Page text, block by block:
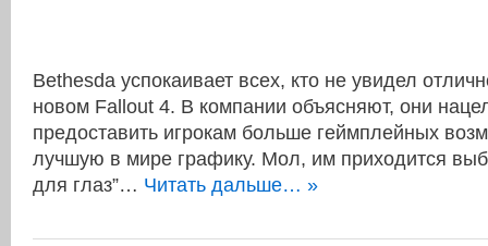
Bethesda успокаивает всех, кто не увидел
новом Fallout 4. В компании объясняют, они
предоставить игрокам больше геймплейных
лучшую в мире графику. Мол, им приходится
для глаз”… Читать дальше… »